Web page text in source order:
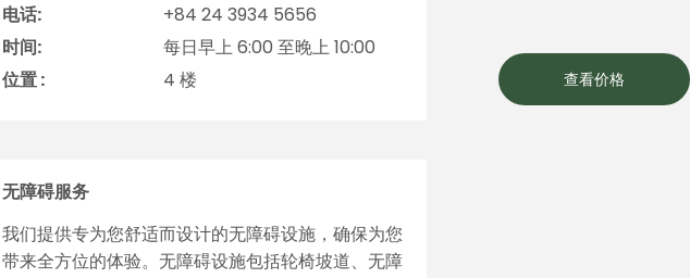
查看价格
电话:
+84 24 3934 5656
时间:
每日早上 6:00 至晚上 10:00
位置 :
4 楼
无障碍服务
我们提供专为您舒适而设计的无障碍设施，确保为您
带来全方位的体验。无障碍设施包括轮椅坡道、无障